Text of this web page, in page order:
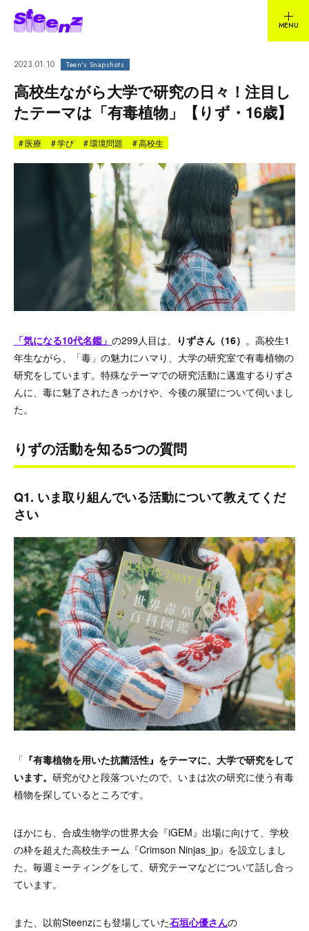
2023.01.10 Teen's Snapshots
高校生ながら大学で研究の日々！注目し
たテーマは「有毒植物」【りず・16歳】
#医療 #学び #環境問題 #高校生
「気になる10代名鑑」 の299人目は、 りずさん（16） 。高校生1
年生ながら、「毒」の魅力にハマり、大学の研究室で有毒植物の
研究をしています。特殊なテーマでの研究活動に邁進するりずさ
んに、毒に魅了されたきっかけや、今後の展望について伺いまし
た。
りずの活動を知る5つの質問
Q1. いま取り組んでいる活動について教えてくだ
さい
「 『有毒植物を用いた抗菌活性』をテーマに、大学で研究をして
います。 研究がひと段落ついたので、いまは次の研究に使う有毒
植物を探しているところです。
ほかにも、合成生物学の世界大会『iGEM』出場に向けて、学校
の枠を超えた高校生チーム『Crimson Ninjas_jp』を設立しまし
た。毎週ミーティングをして、研究テーマなどについて話し合っ
ています。
また、以前Steenzにも登場していた石垣心優さんの